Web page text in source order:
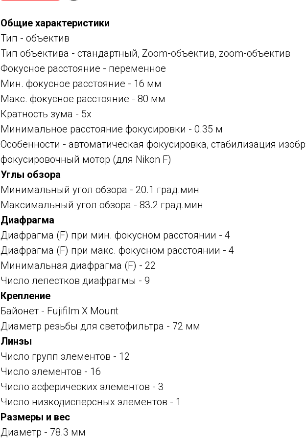
Общие характеристики
Тип - объектив
Тип объектива - стандартный, Zoom-объектив, zoom-объектив
Фокусное расстояние - переменное
Мин. фокусное расстояние - 16 мм
Макс. фокусное расстояние - 80 мм
Кратность зума - 5x
Минимальное расстояние фокусировки - 0.35 м
Особенности - автоматическая фокусировка, стабилизация
фокусировочный мотор (для Nikon F)
Углы обзора
Минимальный угол обзора - 20.1 град.мин
Максимальный угол обзора - 83.2 град.мин
Диафрагма
Диафрагма (F) при мин. фокусном расстоянии - 4
Диафрагма (F) при макс. фокусном расстоянии - 4
Минимальная диафрагма (F) - 22
Число лепестков диафрагмы - 9
Крепление
Байонет - Fujifilm X Mount
Диаметр резьбы для светофильтра - 72 мм
Линзы
Число групп элементов - 12
Число элементов - 16
Число асферических элементов - 3
Число низкодисперсных элементов - 1
Размеры и вес
Диаметр - 78.3 мм